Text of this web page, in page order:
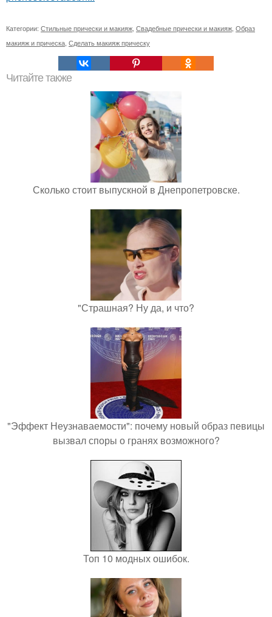
Категории: Стильные прически и макияж Свадебные прически и макияж Образ
макияж и прическа Сделать макияж прическу
Читайте также
Сколько стоит выпускной в Днепропетровске.
"Страшная? Ну да, и что?
"Эффект Неузнаваемости": почему новый образ певицы
вызвал споры о гранях возможного?
Топ 10 модных ошибок.